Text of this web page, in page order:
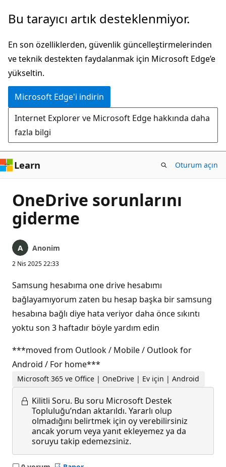
Ana
atla
Bu tarayıcı artık desteklenmiyor.
En son özelliklerden, güvenlik güncelleştirmelerinden
ve teknik destekten faydalanmak için Microsoft Edge’e
yükseltin.
Microsoft Edge'i indirin
Internet Explorer ve Microsoft Edge hakkında daha
fazla bilgi
Learn Oturum açın
OneDrive sorunlarını
giderme
Anonim
2 Nis 2025 22:33
Samsung hesabıma one drive hesabımı
bağlayamıyorum zaten bu hesap başka bir samsung
hesabına bağlı diye hata veriyor daha önce sıkıntı
yoktu son 3 haftadır böyle yardım edin
***moved from Outlook / Mobile / Outlook for
Android / For home***
Microsoft 365 ve Office | OneDrive | Ev için | Android
Kilitli Soru. Bu soru Microsoft Destek
Topluluğu’ndan aktarıldı. Yararlı olup
olmadığını belirtmek için oy verebilirsiniz
ancak yorum veya yanıt ekleyemez ya da
soruyu takip edemezsiniz.